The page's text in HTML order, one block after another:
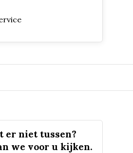
er niet tussen?
we voor u kijken.